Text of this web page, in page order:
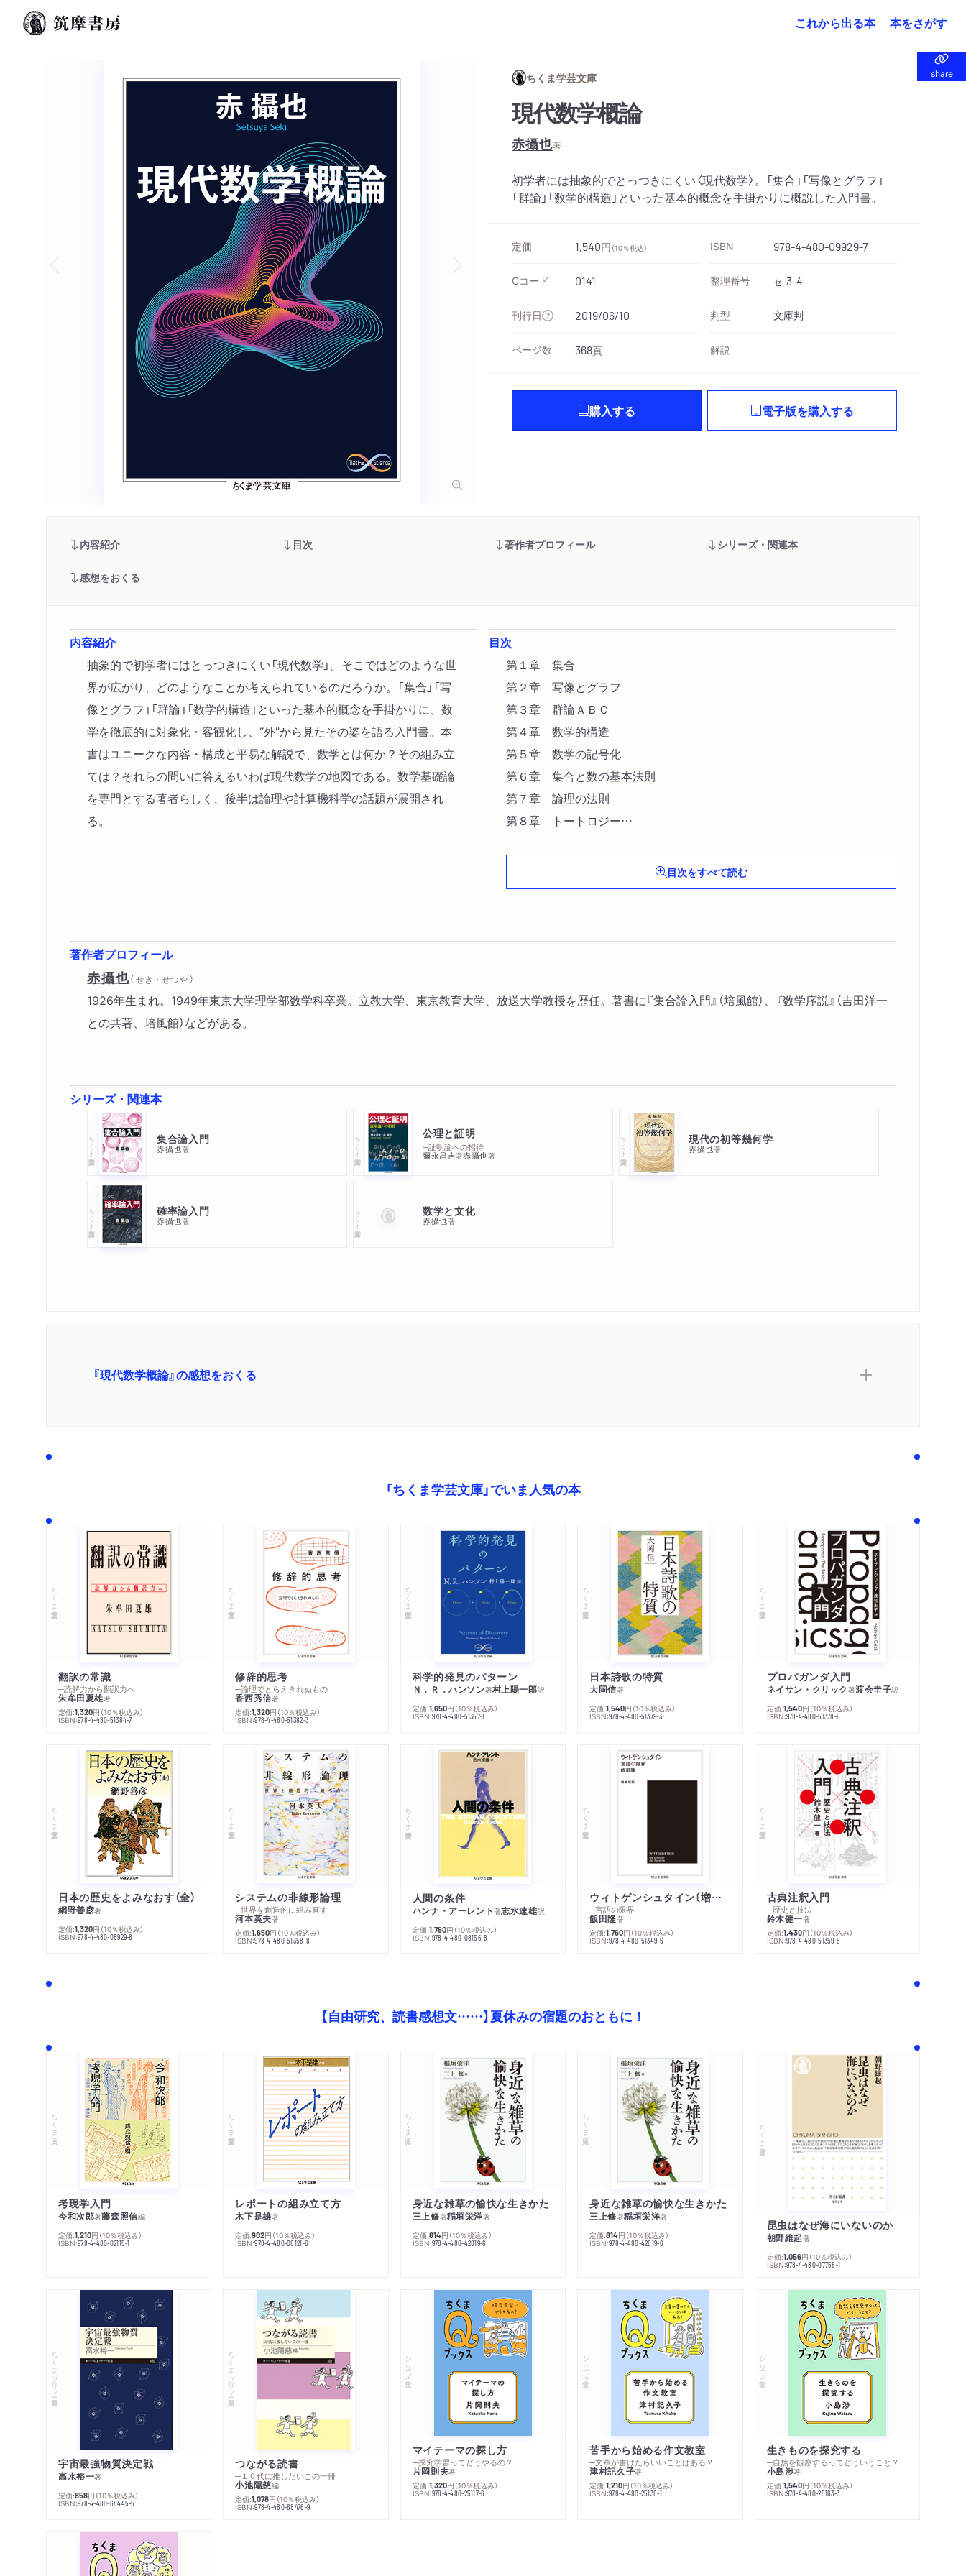
これから出る本 本をさがす
share
share
ちくま学芸文庫
現代数学概論
赤攝也著
初学者には抽象的でとっつきにくい〈現代数学〉。「集合」「写像とグラフ」
「群論」「数学的構造」といった基本的概念を手掛かりに概説した入門書。
定価 1,540円 （10％税込） ISBN 978-4-480-09929-7
Cコード 0141 整理番号 セ-3-4
刊行日 2019/06/10 判型 文庫判
ページ数 368頁 解説
購入する 電子版を購入する
内容紹介 目次 著作者プロフィール シリーズ・関連本
感想をおくる
内容紹介
抽象的で初学者にはとっつきにくい「現代数学」。そこではどのような世
界が広がり、どのようなことが考えられているのだろうか。「集合」「写
像とグラフ」「群論」「数学的構造」といった基本的概念を手掛かりに、数
学を徹底的に対象化・客観化し、“外”から見たその姿を語る入門書。本
書はユニークな内容・構成と平易な解説で、数学とは何か？その組み立
ては？それらの問いに答えるいわば現代数学の地図である。数学基礎論
を専門とする著者らしく、後半は論理や計算機科学の話題が展開され
る。
目次
第１章 集合
第２章 写像とグラフ
第３章 群論ＡＢＣ
第４章 数学的構造
第５章 数学の記号化
第６章 集合と数の基本法則
第７章 論理の法則
第８章 トートロジー
目次をすべて読む
著作者プロフィール
赤攝也（ せき・せつや ）
1926年生まれ。1949年東京大学理学部数学科卒業。立教大学、東京教育大学、放送大学教授を歴任。著書に『集合論入門』（培風館）、『数学序説』（吉田洋一
との共著、培風館）などがある。
シリーズ・関連本
ちくま学芸文庫 集合論入門
赤攝也著 ちくま学芸文庫 公理と証明
─証明論への招待
彌永昌吉著赤攝也著
ちくま学芸文庫 現代の初等幾何学
赤攝也著
ちくま学芸文庫 確率論入門
赤攝也著 ちくま学芸文庫 数学と文化
赤攝也著
『現代数学概論』の感想をおくる
「ちくま学芸文庫」でいま人気の本
ちくま学芸文庫
翻訳の常識
─読解力から翻訳力へ
朱牟田夏雄著
定価:1,320円 （10％税込み）
ISBN:978-4-480-51384-7
ちくま学芸文庫
修辞的思考
─論理でとらえきれぬもの
香西秀信著
定価:1,320円 （10％税込み）
ISBN:978-4-480-51382-3
ちくま学芸文庫
科学的発見のパターン
Ｎ．Ｒ．ハンソン著村上陽一郎訳
定価:1,650円 （10％税込み）
ISBN:978-4-480-51357-1
ちくま学芸文庫
日本詩歌の特質
大岡信著
定価:1,540円 （10％税込み）
ISBN:978-4-480-51379-3
ちくま学芸文庫
プロパガンダ入門
ネイサン・クリック著渡会圭子訳
定価:1,540円 （10％税込み）
ISBN:978-4-480-51378-6
ちくま学芸文庫
日本の歴史をよみなおす（全）
網野善彦著
定価:1,320円 （10％税込み）
ISBN:978-4-480-08929-8
ちくま学芸文庫
システムの非線形論理
─世界を創造的に組み直す
河本英夫著
定価:1,650円 （10％税込み）
ISBN:978-4-480-51358-8
ちくま学芸文庫
人間の条件
ハンナ・アーレント著志水速雄訳
定価:1,760円 （10％税込み）
ISBN:978-4-480-08156-8
ちくま学芸文庫
ウィトゲンシュタイン〔増補新版〕
─言語の限界
飯田隆著
定価:1,760円 （10％税込み）
ISBN:978-4-480-51349-6
ちくま学芸文庫
古典注釈入門
─歴史と技法
鈴木健一著
定価:1,430円 （10％税込み）
ISBN:978-4-480-51359-5
【自由研究、読書感想文……】夏休みの宿題のおともに！
ちくま文庫
考現学入門
今和次郎著藤森照信編
定価:1,210円 （10％税込み）
ISBN:978-4-480-02115-1
ちくま学芸文庫
レポートの組み立て方
木下是雄著
定価:902円 （10％税込み）
ISBN:978-4-480-08121-6
ちくま文庫
身近な雑草の愉快な生きかた
三上修著稲垣栄洋著
定価:814円 （10％税込み）
ISBN:978-4-480-42819-6
ちくま文庫
身近な雑草の愉快な生きかた
三上修著稲垣栄洋著
定価:814円 （10％税込み）
ISBN:978-4-480-42819-6
ちくま新書
昆虫はなぜ海にいないのか
朝野維起著
定価:1,056円 （10％税込み）
ISBN:978-4-480-07756-1
ちくまプリマー新書
宇宙最強物質決定戦
高水裕一著
定価:858円 （10％税込み）
ISBN:978-4-480-68445-5
ちくまプリマー新書
つながる読書
─１０代に推したいこの一冊
小池陽慈編
定価:1,078円 （10％税込み）
ISBN:978-4-480-68476-9
シリーズ・全集
マイテーマの探し方
─探究学習ってどうやるの？
片岡則夫著
定価:1,320円 （10％税込み）
ISBN:978-4-480-25117-6
シリーズ・全集
苦手から始める作文教室
─文章が書けたらいいことはある？
津村記久子著
定価:1,210円 （10％税込み）
ISBN:978-4-480-25138-1
シリーズ・全集
生きものを探究する
─自然を観察するってどういうこと？
小島渉著
定価:1,540円 （10％税込み）
ISBN:978-4-480-25163-3